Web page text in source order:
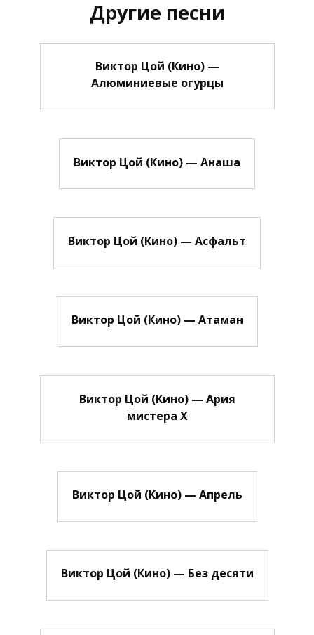
Другие песни
Виктор Цой (Кино) —
Алюминиевые огурцы
Виктор Цой (Кино) — Анаша
Виктор Цой (Кино) — Асфальт
Виктор Цой (Кино) — Атаман
Виктор Цой (Кино) — Ария
мистера Х
Виктор Цой (Кино) — Апрель
Виктор Цой (Кино) — Без десяти